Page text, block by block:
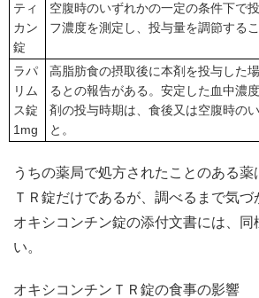
ティ
カン
錠
空腹時のいずれかの一定の条件下で
フ濃度を測定し、投与量を調節するこ
ラパ
リム
ス錠
1mg
高脂肪食の摂取後に本剤を投与した
るとの報告がある。安定した血中濃
剤の投与時期は、食後又は空腹時の
と。
うちの薬局で処方されたことのある
ＴＲ錠だけであるが、調べるまで気づ
オキシコンチン錠の添付文書には、同
い。
オキシコンチンＴＲ錠の食事の影響